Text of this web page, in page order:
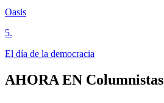
Oasis
5.
El día de la democracia
AHORA EN Columnistas